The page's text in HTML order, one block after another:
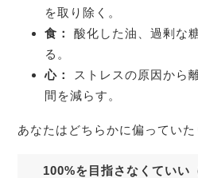
を取り除く。
食：
酸化した油、過剰な
る。
心：
ストレスの原因から
間を減らす。
あなたはどちらかに偏ってい
100%を目指さなくていい